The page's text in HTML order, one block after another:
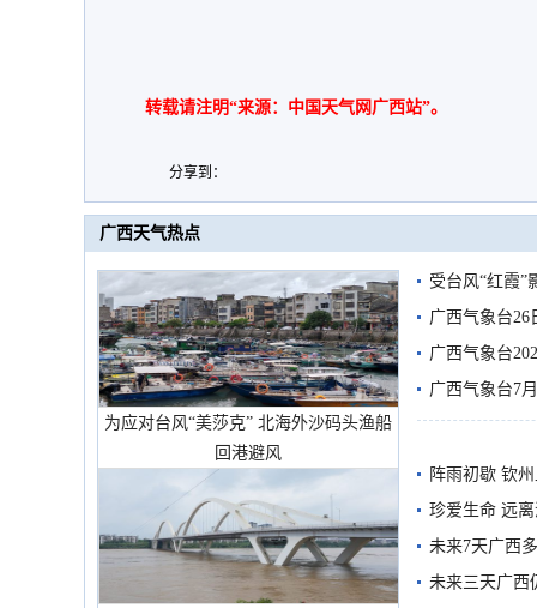
转载请注明“来源：中国天气网广西站”。
分享到：
广西天气热点
为应对台风“美莎克” 北海外沙码头渔船
回港避风
受台风“红霞”
有较强降雨
广西气象台26
广西气象台
预警
广西气象台7
阵雨初歇 钦
珍爱生命 远
未来7天广西
未来三天广西